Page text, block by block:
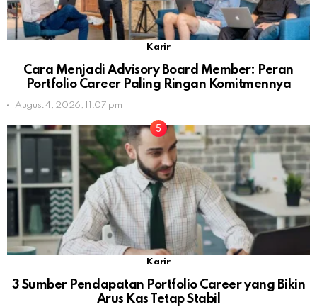
Karir
Cara Menjadi Advisory Board Member: Peran
Portfolio Career Paling Ringan Komitmennya
August 4, 2026, 11:07 pm
Karir
3 Sumber Pendapatan Portfolio Career yang Bikin
Arus Kas Tetap Stabil